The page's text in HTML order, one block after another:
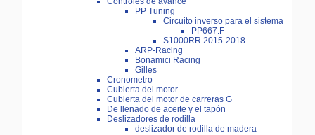
PP Tuning
Circuito inverso para el sistema
PP667.F
S1000RR 2015-2018
ARP-Racing
Bonamici Racing
Gilles
Cronometro
Cubierta del motor
Cubierta del motor de carreras G
De llenado de aceite y el tapón
Deslizadores de rodilla
deslizador de rodilla de madera